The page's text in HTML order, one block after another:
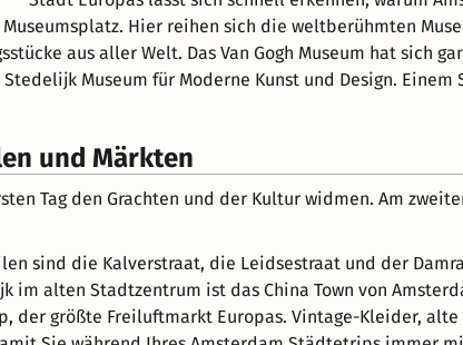
Hier reihen sich die weltberühmten
aus aller Welt. Das Van Gogh Museum hat sich
Museum für Moderne Kunst und Design.
und Märkten
Tag den Grachten und der Kultur widmen. Am
sind die Kalverstraat, die Leidsestraat und der
im alten Stadtzentrum ist das China Town von
der größte Freiluftmarkt Europas. Vintage-Kleider,